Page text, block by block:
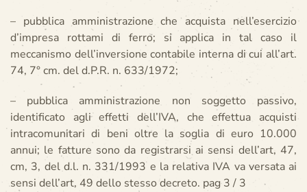
– pubblica amministrazione che acquista nell’esercizio
d’impresa rottami di ferro; si applica in tal caso il
meccanismo dell’inversione contabile interna di cui all’art.
74, 7° cm. del d.P.R. n. 633/1972;
– pubblica amministrazione non soggetto passivo,
identificato agli effetti dell’IVA, che effettua acquisti
intracomunitari di beni oltre la soglia di euro 10.000
annui; le fatture sono da registrarsi ai sensi dell’art, 47,
cm, 3, del d.l. n. 331/1993 e la relativa IVA va versata ai
sensi dell’art, 49 dello stesso decreto. pag 3 / 3